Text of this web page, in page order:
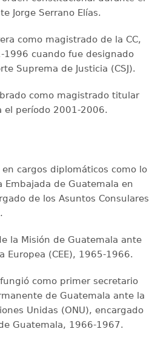
Jorge Serrano Elías.
como magistrado de la CC,
cuando fue designado
Suprema de Justicia (CSJ).
como magistrado titular
el período 2001-2006.
cargos diplomáticos como lo
Embajada de Guatemala en
de los Asuntos Consulares
la Misión de Guatemala ante
Europea (CEE), 1965-1966.
como primer secretario
de Guatemala ante la
Unidas (ONU), encargado
Guatemala, 1966-1967.